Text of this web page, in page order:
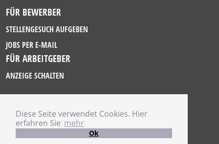
Diese Seite verwendet Cookies. Hier
erfahren Sie mehr
Ok
FÜR BEWERBER
STELLENGESUCH AUFGEBEN
JOBS PER E-MAIL
FÜR ARBEITGEBER
ANZEIGE SCHALTEN
IMPRESSUM
DATENSCHUTZ